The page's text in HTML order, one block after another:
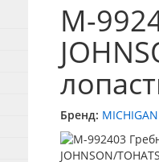
M-
Бренд: MICHIGAN